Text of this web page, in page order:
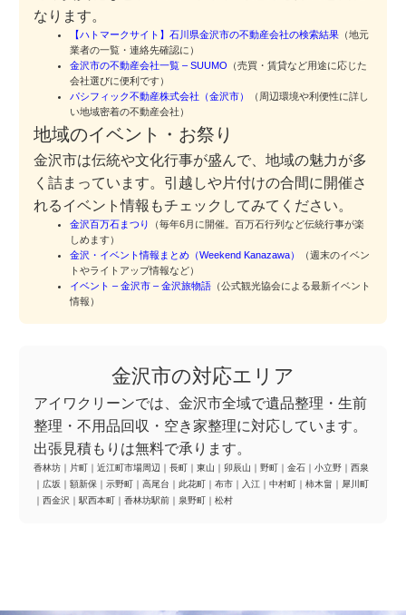
なります。
【ハトマークサイト】石川県金沢市の不動産会社の検索結果 （地元
業者の一覧・連絡先確認に）
金沢市の不動産会社一覧 – SUUMO （売買・賃貸など用途に応じた
会社選びに便利です）
パシフィック不動産株式会社（金沢市）
（周辺環境や利便性に詳し
い地域密着の不動産会社）
地域のイベント・お祭り
金沢市は伝統や文化行事が盛んで、地域の魅力が多
く詰まっています。引越しや片付けの合間に開催さ
れるイベント情報もチェックしてみてください。
金沢百万石まつり
（毎年6月に開催。百万石行列など伝統行事が楽
しめます）
金沢・イベント情報まとめ（Weekend Kanazawa）
（週末のイベン
トやライトアップ情報など）
イベント – 金沢市 – 金沢旅物語 （公式観光協会による最新イベント
情報）
金沢市の対応エリア
アイワクリーンでは、金沢市全域で遺品整理・生前
整理・不用品回収・空き家整理に対応しています。
出張見積もりは無料で承ります。
香林坊 片町 近江町市場周辺 長町 東山 卯辰山 野町 金石 小立野
西泉
広坂 額新保 示野町 高尾台 此花町 布市 入江 中村町 柿木畠
犀川町
西金沢 駅西本町 香林坊駅前 泉野町 松村